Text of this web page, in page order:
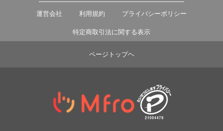
運営会社 利用規約 プライバシーポリシー
特定商取引法に関する表示
ページトップヘ